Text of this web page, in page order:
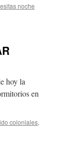
noche
hoy la
en
coloniales,